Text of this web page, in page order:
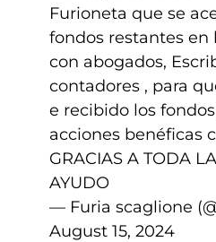
Furioneta que se
fondos restantes
con abogados,
contadores , para
e recibido los
acciones benéficas
GRACIAS A TODA
AYUDO
— Furia scaglione
August 15, 2024